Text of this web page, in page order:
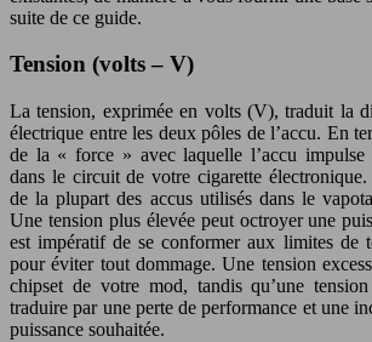
suite de ce guide.
Tension (volts – V)
La tension, exprimée en volts (V), traduit la
électrique entre les deux pôles de l’accu. En
de la « force » avec laquelle l’accu impulse
dans le circuit de votre cigarette
de la plupart des accus utilisés dans le
Une tension plus élevée peut octroyer une
est impératif de se conformer aux limites de
pour éviter tout dommage. Une tension
chipset de votre mod, tandis qu’une
traduire par une perte de performance et une
puissance souhaitée.